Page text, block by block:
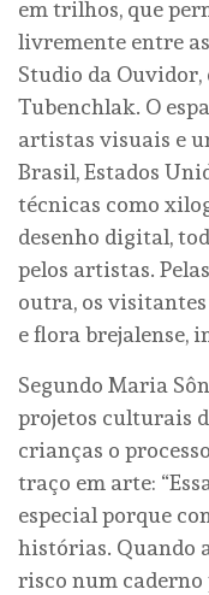
em trilhos, que
livremente entre
Studio da
Tubenchlak. O
artistas visuais e
Brasil, Estados
técnicas como
desenho digital,
pelos artistas.
outra, os
e flora brejalense,
Segundo Maria
projetos culturais
crianças o
traço em arte:
especial porque
histórias. Quando
risco num